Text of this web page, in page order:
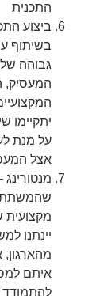
התכנית
ביצוע
בשיתוף
גבוהה
המעסיק,
יתקיימו
על מנת
אצל
מקצועית
יינתנו
איתם